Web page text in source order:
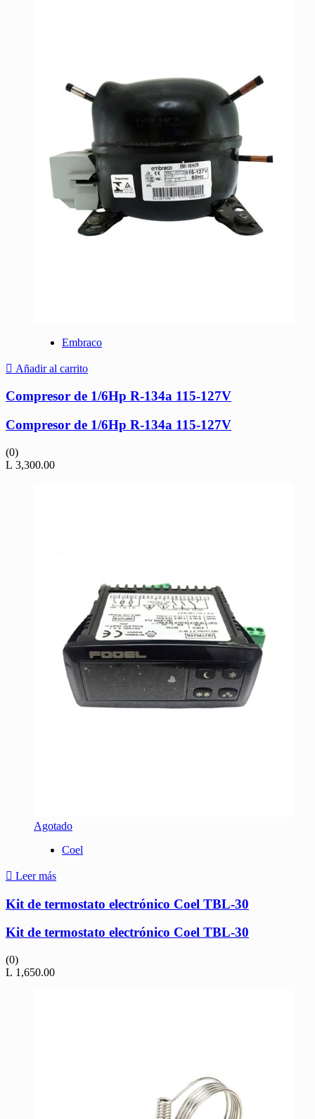
Embraco
Añadir al carrito
Compresor de 1/6Hp R-134a 115-127V
Compresor de 1/6Hp R-134a 115-127V
(0)
L 3,300.00
Agotado
Coel
Leer más
Kit de termostato electrónico Coel TBL-30
Kit de termostato electrónico Coel TBL-30
(0)
L 1,650.00